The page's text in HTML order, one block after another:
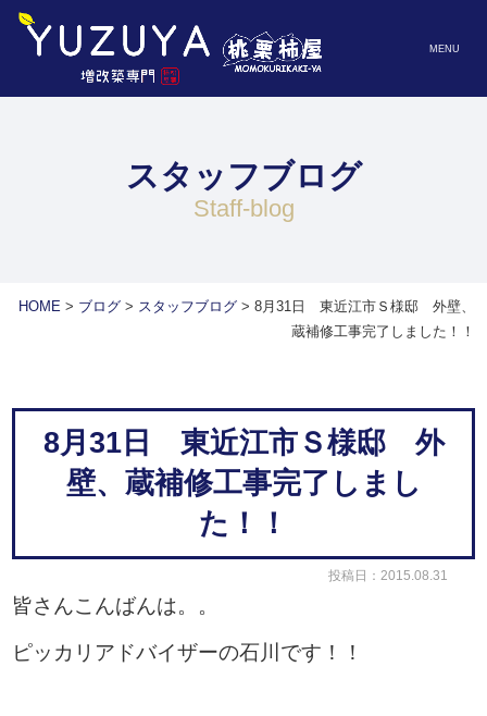
MENU
スタッフブログ
staff-blog
HOME> ブログ> スタッフブログ> 8月31日 東近江市Ｓ様邸 外壁、
蔵補修工事完了しました！！
8月31日 東近江市Ｓ様邸 外
壁、蔵補修工事完了しまし
た！！
投稿日：2015.08.31
皆さんこんばんは。。
ピッカリアドバイザーの石川です！！